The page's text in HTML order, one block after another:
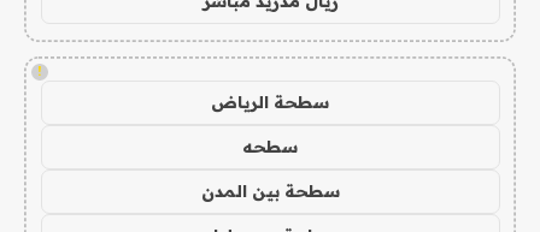
!
سطحة الرياض
سطحه
سطحة بين المدن